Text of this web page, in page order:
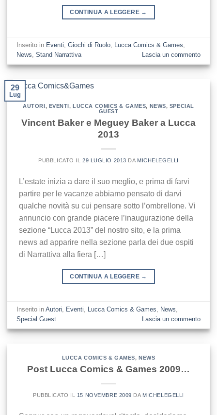
CONTINUA A LEGGERE →
Inserito in Eventi,Giochi di Ruolo, Lucca Comics & Games,
News,Stand Narrattiva Lascia un commento
29
Lug
AUTORI , EVENTI, LUCCA COMICS & GAMES, NEWS, SPECIAL
GUEST
Vincent Baker e Meguey Baker a Lucca
2013
PUBBLICATO IL 29 LUGLIO 2013 DA MICHELEGELLI
L’estate inizia a dare il suo meglio, e prima di farvi
partire per le vacanze abbiamo pensato di darvi
qualche novità su cui pensare sotto l’ombrellone. Vi
annuncio con grande piacere l’inaugurazione della
sezione “Lucca 2013” del nostro sito, e la prima
news ad apparire nella sezione parla dei due ospiti
di Narrattiva alla fiera […]
CONTINUA A LEGGERE →
Inserito inAutori, Eventi, Lucca Comics & Games, News,
Special Guest
Lascia un commento
LUCCA COMICS & GAMES,NEWS
Post Lucca Comics & Games 2009…
PUBBLICATO IL 15 NOVEMBRE 2009 DA MICHELEGELLI